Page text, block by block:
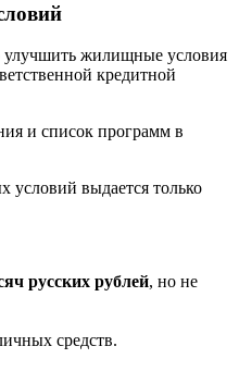
улучшить жилищные условия
кредитной
выдается только
русских рублей, но не
средств.